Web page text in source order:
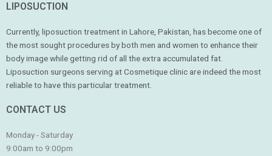
LIPOSUCTION
Currently, liposuction treatment in Lahore, Pakistan, has become one of
the most sought procedures by both men and women to enhance their
body image while getting rid of all the extra accumulated fat.
Liposuction surgeons serving at Cosmetique clinic are indeed the most
reliable to have this particular treatment.
CONTACT US
Monday - Saturday
9:00am to 9:00pm